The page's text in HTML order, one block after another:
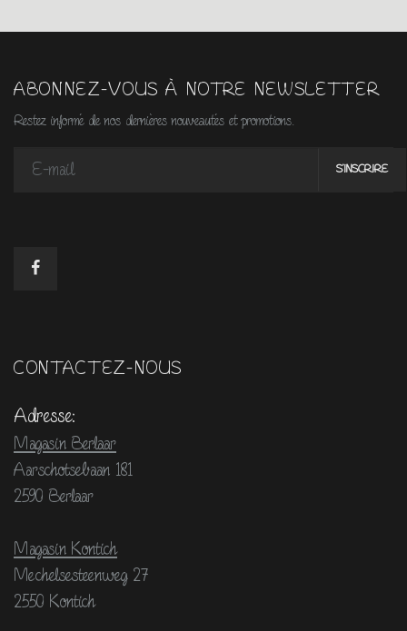
ABONNEZ-VOUS À NOTRE NEWSLETTER
Restez informé de nos dernières nouveautés et promotions.
CONTACTEZ-NOUS
Adresse:
Magasin Berlaar
Aarschotsebaan 181
2590 Berlaar
Magasin Kontich
Mechelsesteenweg 27
2550 Kontich